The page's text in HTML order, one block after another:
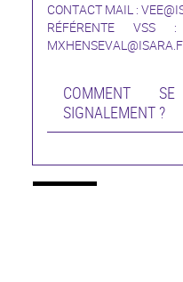
CONTACT MAIL :
RÉFÉRENTE
COMMENT
SIGNALEMENT ?